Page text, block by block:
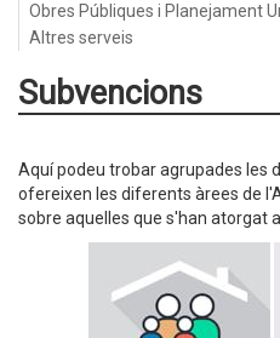
Obres Públiques i Planejament
Altres serveis
Subvencions
Aquí podeu trobar agrupades les
ofereixen les diferents àrees de
sobre aquelles que s'han atorgat